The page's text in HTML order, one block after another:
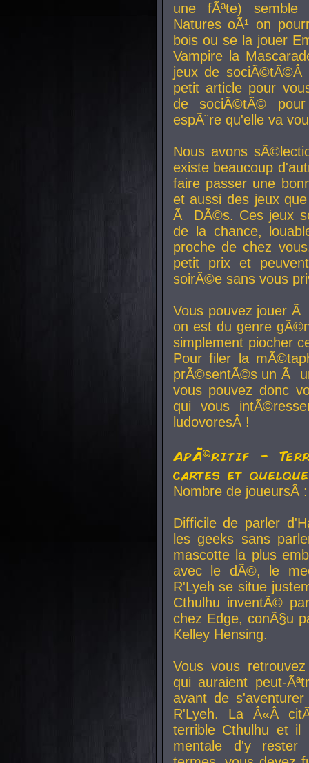
une fÃªte) semble
Natures oÃ¹ on
bois ou se la jouer
Vampire la
jeux de
petit article pour
de sociÃ©tÃ©
espÃ¨re qu'elle va
Nous avons
existe beaucoup
faire passer une
et aussi des jeux
Ã DÃ©s. Ces jeux
de la chance,
proche de chez
petit prix et
soirÃ©e sans vous
Vous pouvez jouer
on est du genre
simplement piocher
Pour filer la
prÃ©sentÃ©s un Ã
vous pouvez donc
qui vous
ludovoresÂ !
ApÃ©ritif -
cartes et
Nombre de
Difficile de parler
les geeks sans
mascotte la plus
avec le dÃ©, le
R'Lyeh se situe
Cthulhu inventÃ©
chez Edge, conÃ§u
Kelley Hensing.
Vous vous
qui auraient peut-
avant de
R'Lyeh. La Â«Â
terrible Cthulhu et
mentale d'y rester